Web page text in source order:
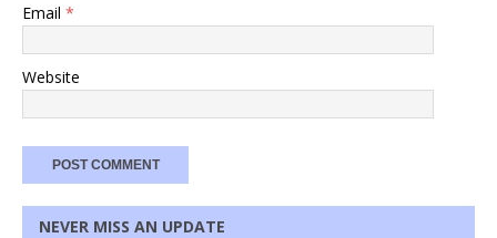
Email *
Website
NEVER MISS AN UPDATE